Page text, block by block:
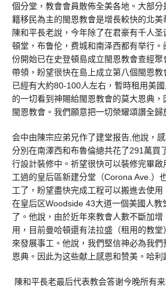
個分堂，教會會員散佈全美各地。大部
籍移民為主的閩恩教會是增長較快的北美
陳和平長老說，今年除了在君豪有千人
頓堂，布鲁伦，费城和南泽西都有举行
份開始已在史登頓島成立閩恩教會查經
帶領，盼望很快在島上成立第八個閩恩
已經有大約80-100人左右，暫時租用美
的一切看到神賜給閩恩教會的莫大恩典
閩恩教會。我們願意把一切榮耀頌讚全
会中由陳宗应弟兄作了建堂报告,他說，
分別在南澤西和布魯倫總共花了291萬買
行設計裝修中。祈望很快可以裝修完畢
工過的皇后區新建分堂（Corona Ave.）
工了，盼望盡快完成工程可以搬進去使
在皇后区Woodside 43大道一個美國人教
了。他說，由於近年來教會人數不斷加
用，目前曼哈頓還有法拉盛（租用的教
來發展事工。他說，我們堅信神必為我
恩典。因此为这些献上感恩和赞美。哈利
陳和平長老最后代表教会答谢今晚所有